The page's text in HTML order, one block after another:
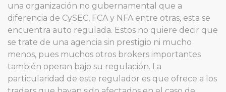
una organización no gubernamental que a
diferencia de CySEC, FCA y NFA entre otras, esta se
encuentra auto regulada. Estos no quiere decir que
se trate de una agencia sin prestigio ni mucho
menos, pues muchos otros brokers importantes
también operan bajo su regulación. La
particularidad de este regulador es que ofrece a los